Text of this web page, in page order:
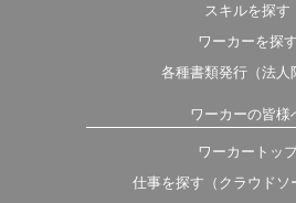
スキルを探す
ワーカーを探す
各種書類発行（法人
ワーカーの皆様
ワーカートッ
仕事を探す（クラウドソ